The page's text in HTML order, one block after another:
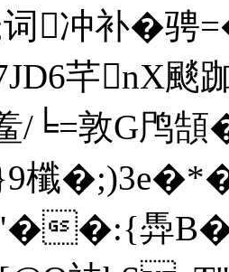
冲补�骋
芊nX颷
/╘=敦G鸤頶
}9櫼
�:{馵